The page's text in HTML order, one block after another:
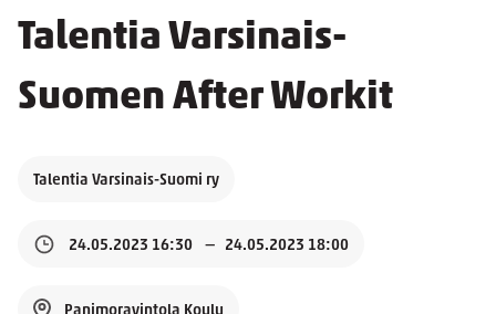
Talentia Varsinais-
Suomen After Workit
Talentia Varsinais-Suomi ry
24.05.2023 16:30 24.05.2023 18:00